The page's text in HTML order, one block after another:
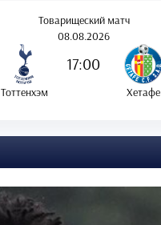
Товарищеский матч
08.08.2026
17:00
Тоттенхэм Хетафе